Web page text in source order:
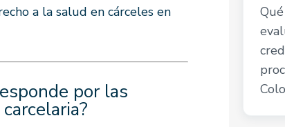
a la salud en cárceles en
por las